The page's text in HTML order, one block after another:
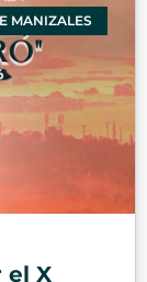
MANIZALES
el X